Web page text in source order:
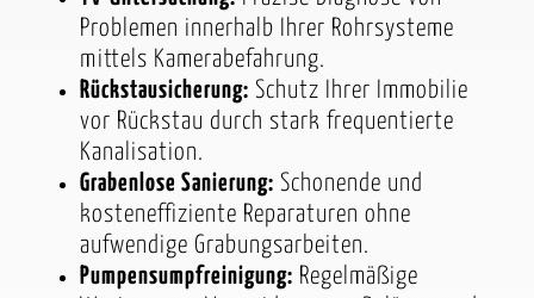
Problemen innerhalb Ihrer Rohrsysteme
mittels Kamerabefahrung.
Rückstausicherung: Schutz Ihrer Immobilie
vor Rückstau durch stark frequentierte
Kanalisation.
Grabenlose Sanierung: Schonende und
kosteneffiziente Reparaturen ohne
aufwendige Grabungsarbeiten.
Pumpensumpfreinigung: Regelmäßige